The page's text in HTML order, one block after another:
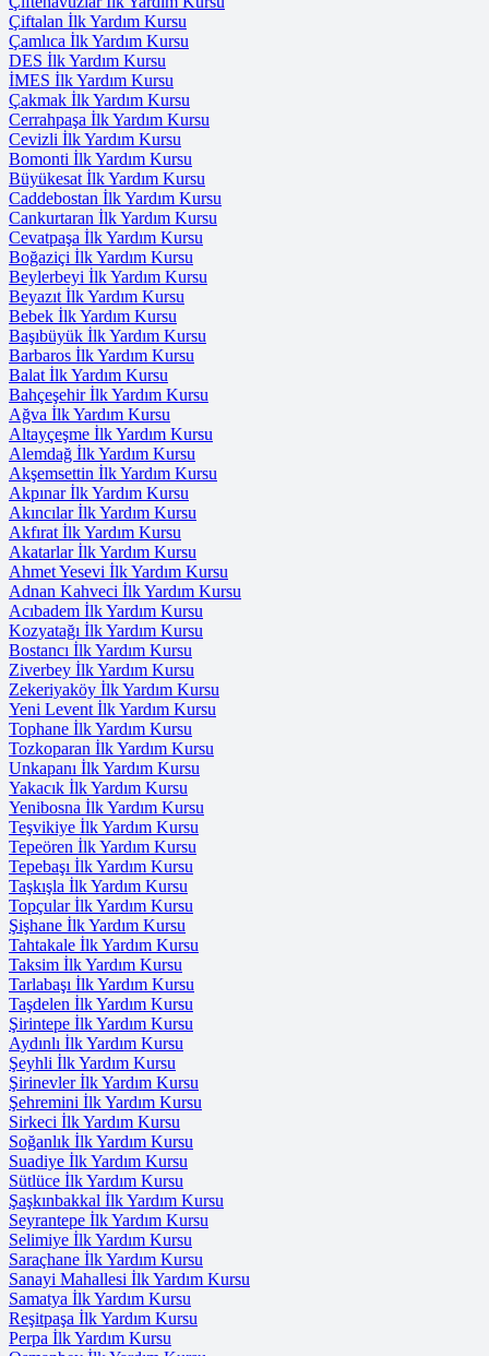
Çiftalan İlk Yardım Kursu
Çamlıca İlk Yardım Kursu
DES İlk Yardım Kursu
İMES İlk Yardım Kursu
Çakmak İlk Yardım Kursu
Cerrahpaşa İlk Yardım Kursu
Cevizli İlk Yardım Kursu
Bomonti İlk Yardım Kursu
Büyükesat İlk Yardım Kursu
Caddebostan İlk Yardım Kursu
Cankurtaran İlk Yardım Kursu
Cevatpaşa İlk Yardım Kursu
Boğaziçi İlk Yardım Kursu
Beylerbeyi İlk Yardım Kursu
Beyazıt İlk Yardım Kursu
Bebek İlk Yardım Kursu
Başıbüyük İlk Yardım Kursu
Barbaros İlk Yardım Kursu
Balat İlk Yardım Kursu
Bahçeşehir İlk Yardım Kursu
Ağva İlk Yardım Kursu
Altayçeşme İlk Yardım Kursu
Alemdağ İlk Yardım Kursu
Akşemsettin İlk Yardım Kursu
Akpınar İlk Yardım Kursu
Akıncılar İlk Yardım Kursu
Akfırat İlk Yardım Kursu
Akatarlar İlk Yardım Kursu
Ahmet Yesevi İlk Yardım Kursu
Adnan Kahveci İlk Yardım Kursu
Acıbadem İlk Yardım Kursu
Kozyatağı İlk Yardım Kursu
Bostancı İlk Yardım Kursu
Ziverbey İlk Yardım Kursu
Zekeriyaköy İlk Yardım Kursu
Yeni Levent İlk Yardım Kursu
Tophane İlk Yardım Kursu
Tozkoparan İlk Yardım Kursu
Unkapanı İlk Yardım Kursu
Yakacık İlk Yardım Kursu
Yenibosna İlk Yardım Kursu
Teşvikiye İlk Yardım Kursu
Tepeören İlk Yardım Kursu
Tepebaşı İlk Yardım Kursu
Taşkışla İlk Yardım Kursu
Topçular İlk Yardım Kursu
Şişhane İlk Yardım Kursu
Tahtakale İlk Yardım Kursu
Taksim İlk Yardım Kursu
Tarlabaşı İlk Yardım Kursu
Taşdelen İlk Yardım Kursu
Şirintepe İlk Yardım Kursu
Aydınlı İlk Yardım Kursu
Şeyhli İlk Yardım Kursu
Şirinevler İlk Yardım Kursu
Şehremini İlk Yardım Kursu
Sirkeci İlk Yardım Kursu
Soğanlık İlk Yardım Kursu
Suadiye İlk Yardım Kursu
Sütlüce İlk Yardım Kursu
Şaşkınbakkal İlk Yardım Kursu
Seyrantepe İlk Yardım Kursu
Selimiye İlk Yardım Kursu
Saraçhane İlk Yardım Kursu
Sanayi Mahallesi İlk Yardım Kursu
Samatya İlk Yardım Kursu
Reşitpaşa İlk Yardım Kursu
Perpa İlk Yardım Kursu